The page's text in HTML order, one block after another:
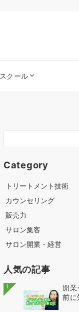
スクール
Category
トリートメント技術
カウンセリング
販売力
サロン集客
サロン開業・経営
人気の記事
1
開
前に